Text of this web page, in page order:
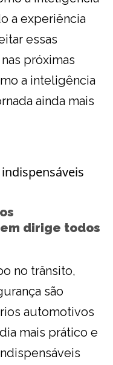
a experiência
essas
próximas
a inteligência
ainda mais
dirige todos
no trânsito,
são
automotivos
mais prático e